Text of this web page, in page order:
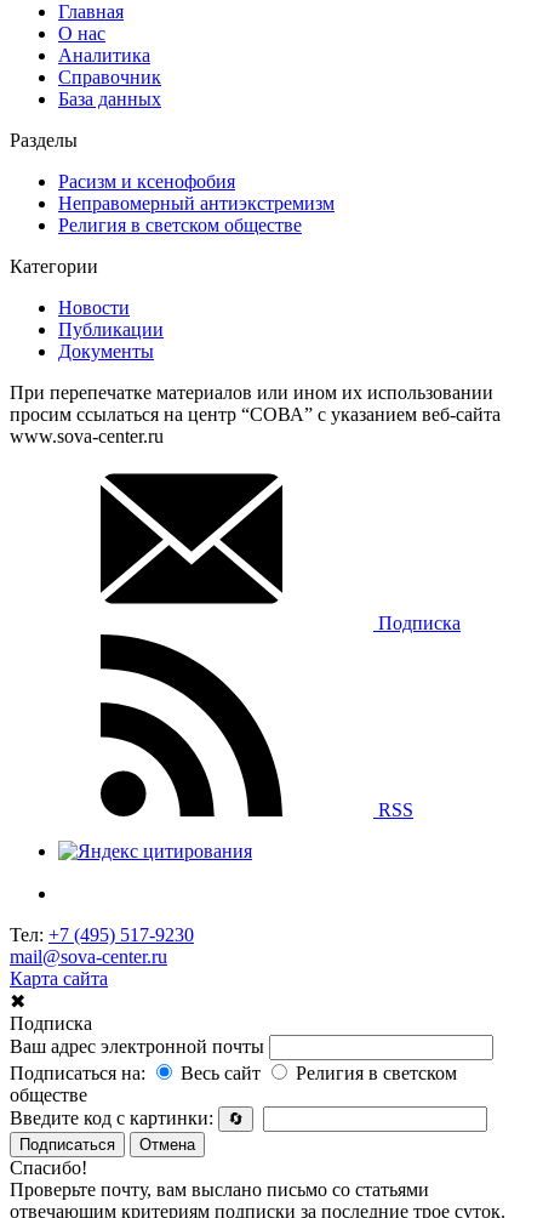
Главная
О нас
Аналитика
Справочник
База данных
Разделы
Расизм и ксенофобия
Неправомерный антиэкстремизм
Религия в светском обществе
Категории
Новости
Публикации
Документы
При перепечатке материалов или ином их использовании
просим ссылаться на центр “СОВА” с указанием веб-сайта
www.sova-center.ru
Подписка
RSS
Тел: +7 (495) 517-9230
mail@sova-center.ru
Карта сайта
✖
Подписка
Ваш адрес электронной почты
Подписаться на:
Весь сайт
Религия в светском
обществе
Введите код с картинки:
🔄
Подписаться
Отмена
Спасибо!
Проверьте почту, вам выслано письмо со статьями
отвечающим критериям подписки за последние трое суток.